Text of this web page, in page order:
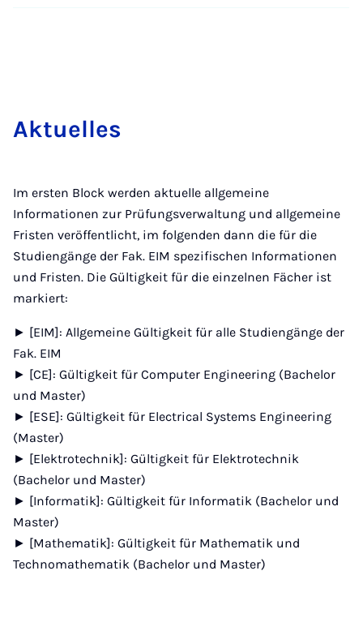
Ak­tu­el­les
Im ersten Block werden aktuelle allgemeine
Informationen zur Prüfungsverwaltung und allgemeine
Fristen veröffentlicht, im folgenden dann die für die
Studiengänge der Fak. EIM spezifischen Informationen
und Fristen. Die Gültigkeit für die einzelnen Fächer ist
markiert:
► [EIM]: Allgemeine Gültigkeit für alle Studiengänge der
Fak. EIM
► [CE]: Gültigkeit für Computer Engineering (Bachelor
und Master)
► [ESE]: Gültigkeit für Electrical Systems Engineering
(Master)
► [Elektrotechnik]: Gültigkeit für Elektrotechnik
(Bachelor und Master)
► [Informatik]: Gültigkeit für Informatik (Bachelor und
Master)
► [Mathematik]: Gültigkeit für Mathematik und
Technomathematik (Bachelor und Master)